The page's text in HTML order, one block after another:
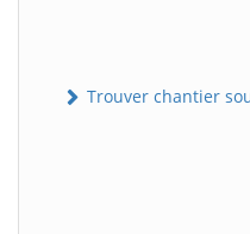
Trouver chantier